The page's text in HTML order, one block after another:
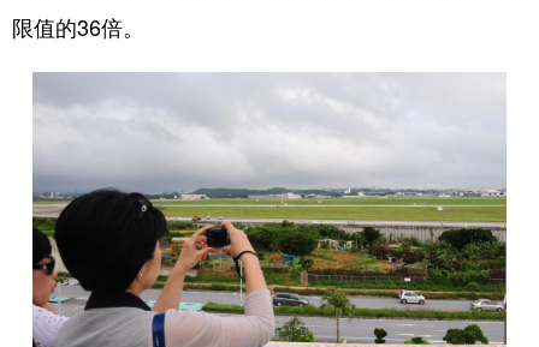
新疆
多语种频道
English Español Français
Русский язык 日本語 한국어
Deutsch Português
限值的36倍。